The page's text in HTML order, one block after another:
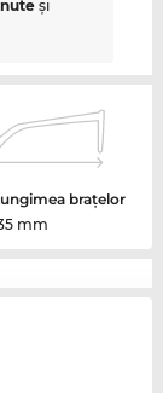
şi
brațelor
mm